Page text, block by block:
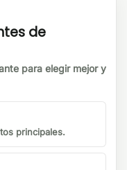
de
para elegir mejor y
principales.